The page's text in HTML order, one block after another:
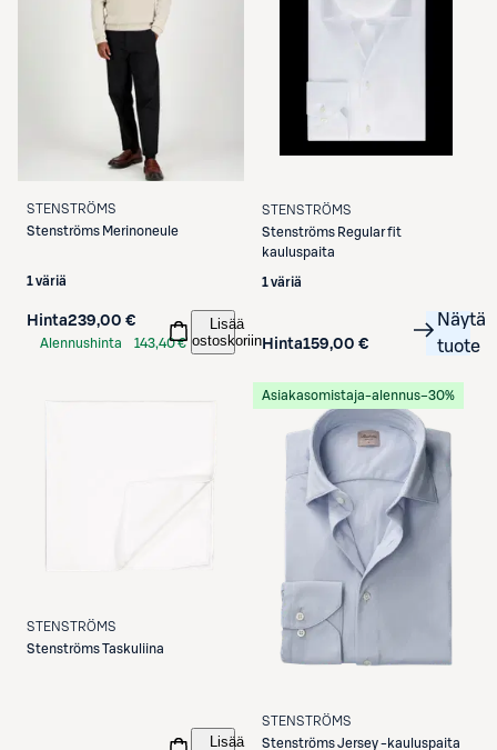
STENSTRÖMS
Stenströms Merinoneule
1 väriä
Hinta239,00 €
Alennushinta
143,40 €
Lisää
ostoskoriin
STENSTRÖMS
Stenströms Regular fit
kauluspaita
1 väriä
Hinta159,00 €
Näytä
tuote
STENSTRÖMS
StenströmsTaskuliina
Lisää
Asiakasomistaja-alennus−30%
STENSTRÖMS
StenströmsJersey -kauluspaita